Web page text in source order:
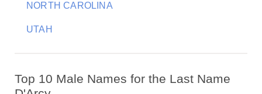
NORTH CAROLINA
UTAH
Top 10 Male Names for the Last Name